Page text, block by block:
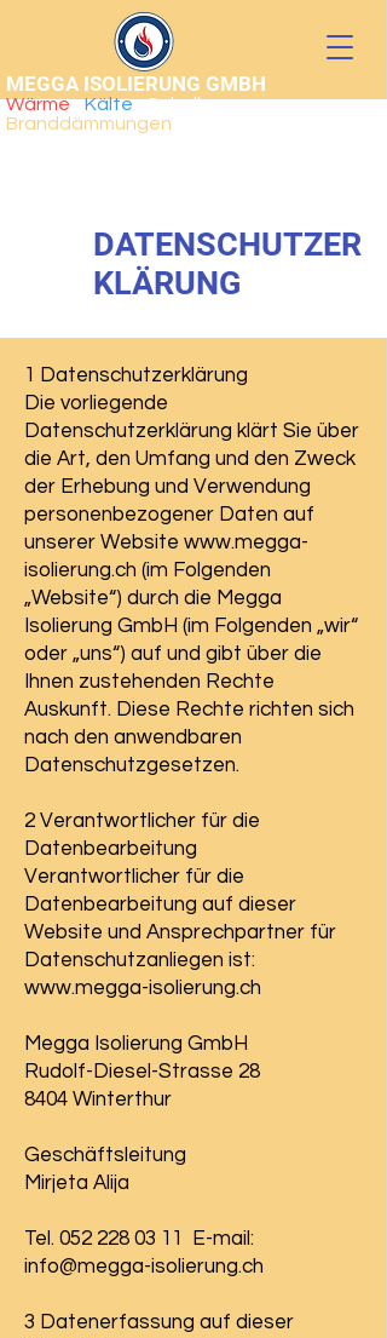
MEGGA ISOLIERUNG GMBH
Wärme•Kälte• Schall •
Branddämmungen
DATENSCHUTZER
KLÄRUNG
1 Datenschutzerklärung
Die vorliegende
Datenschutzerklärung klärt Sie über
die Art, den Umfang und den Zweck
der Erhebung und Verwendung
personenbezogener Daten auf
unserer Website www.megga-
isolierung.ch (im Folgenden
„Website“) durch die Megga
Isolierung GmbH (im Folgenden „wir“
oder „uns“) auf und gibt über die
Ihnen zustehenden Rechte
Auskunft. Diese Rechte richten sich
nach den anwendbaren
Datenschutzgesetzen.
2 Verantwortlicher für die
Datenbearbeitung
Verantwortlicher für die
Datenbearbeitung auf dieser
Website und Ansprechpartner für
Datenschutzanliegen ist:
www.megga-isolierung.ch
Megga Isolierung GmbH
Rudolf-Diesel-Strasse 28
8404 Winterthur
Geschäftsleitung
Mirjeta Alija
Tel. 052 228 03 11
E-mail:
info@megga-isolierung.ch
3 Datenerfassung auf dieser